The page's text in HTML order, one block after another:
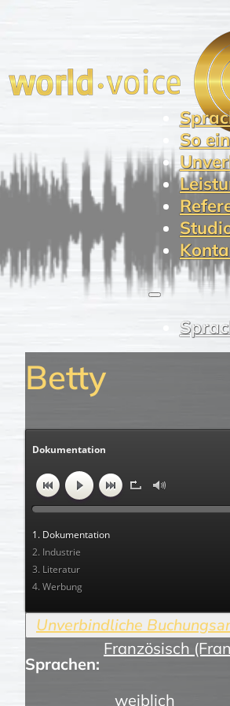
So
Betty
Dokumentation
1. Dokumentation
2. Industrie
3. Literatur
4. Werbung
Sprachen:
Französisch
weiblich